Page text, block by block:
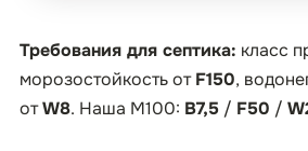
Требования для септика: класс
морозостойкость отF150,
отW8. Наша М100: B7,5 / F50 /